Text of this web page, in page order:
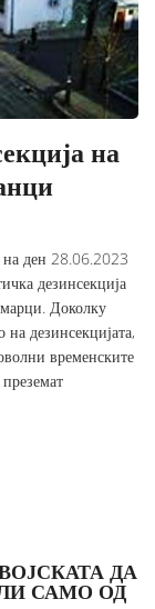
на
на ден 28.06.2023
дезинсекција
Доколку
дезинсекцијата,
временските
ДА
САМО ОД